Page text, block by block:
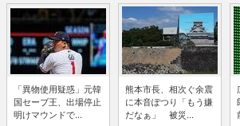
「異物使用疑惑」元韓
国セーブ王、出場停止
明けマウンドで...
熊本市長、相次ぐ余震
に本音ぽつり「もう嫌
だなぁ」 被災...